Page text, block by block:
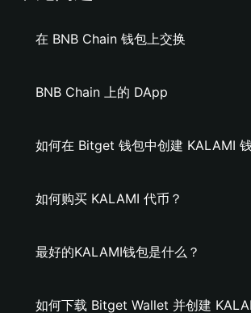
在 BNB Chain 钱包上交换
BNB Chain 上的 DApp
如何在 Bitget 钱包中创建 KALAMI
如何购买 KALAMI 代币？
最好的KALAMI钱包是什么？
如何下载 Bitget Wallet 并创建